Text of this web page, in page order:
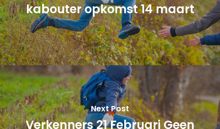
kabouter opkomst 14 maart
Next Post
Verkenners 21 Februari Geen